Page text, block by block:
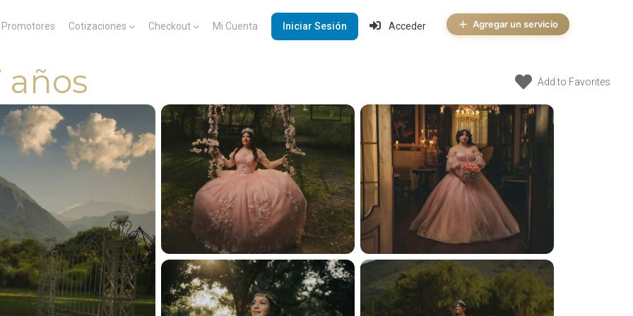
Promotores Cotizaciones Checkout Mi Cuenta Iniciar Sesión Acceder Agregar un servicio
años Add to Favorites